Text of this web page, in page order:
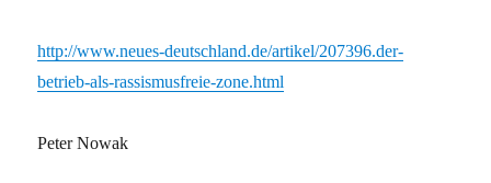
http://www.neues-deutschland.de/artikel/207396.der-
betrieb-als-rassismusfreie-zone.html
Peter Nowak